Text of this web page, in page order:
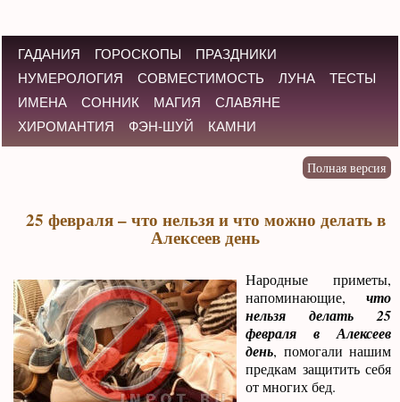
ГАДАНИЯ ГОРОСКОПЫ
ПРАЗДНИКИ
НУМЕРОЛОГИЯ
СОВМЕСТИМОСТЬ ЛУНА
ТЕСТЫ
ИМЕНА
СОННИК МАГИЯ
СЛАВЯНЕ
ХИРОМАНТИЯ
ФЭН-ШУЙ КАМНИ
25 февраля – что нельзя и что можно делать в
Алексеев день
Народные приметы,
напоминающие, что
нельзя делать 25
февраля в Алексеев
день, помогали нашим
предкам защитить себя
от многих бед.